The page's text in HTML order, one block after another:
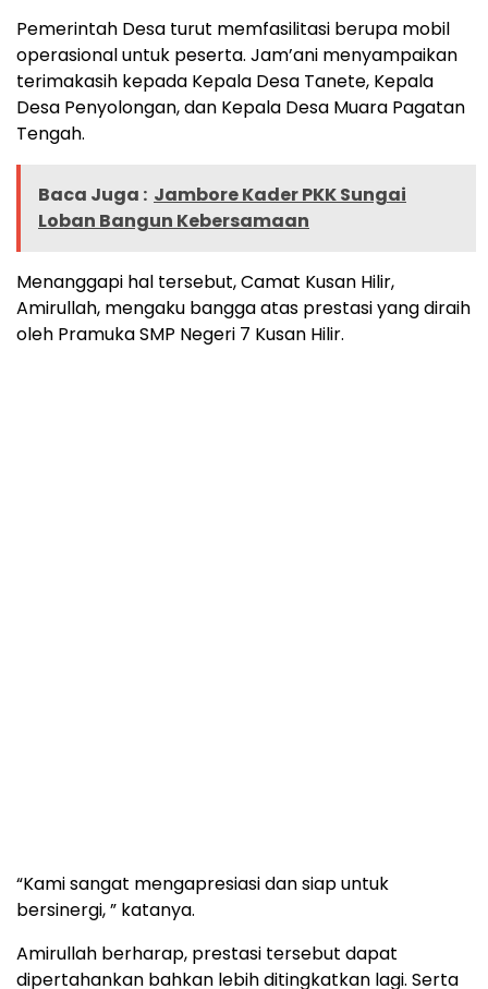
Pemerintah Desa turut memfasilitasi berupa mobil
operasional untuk peserta. Jam’ani menyampaikan
terimakasih kepada Kepala Desa Tanete, Kepala
Desa Penyolongan, dan Kepala Desa Muara Pagatan
Tengah.
Baca Juga : Jambore Kader PKK Sungai
Loban Bangun Kebersamaan
Menanggapi hal tersebut, Camat Kusan Hilir,
Amirullah, mengaku bangga atas prestasi yang diraih
oleh Pramuka SMP Negeri 7 Kusan Hilir.
“Kami sangat mengapresiasi dan siap untuk
bersinergi, ” katanya.
Amirullah berharap, prestasi tersebut dapat
dipertahankan bahkan lebih ditingkatkan lagi. Serta